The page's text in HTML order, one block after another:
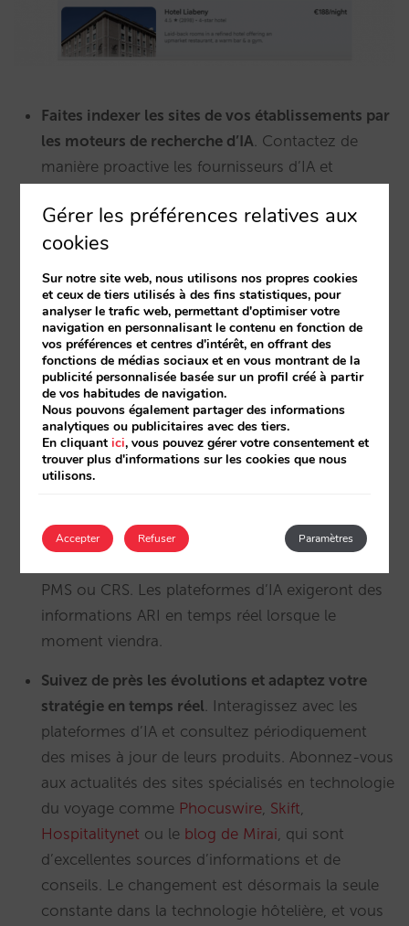
Faites indexer les sites de vos établissements par
les moteurs de recherche d’IA. Contactez de
manière proactive les fournisseurs d’IA et
indexer votre site web et afficher vos prix en
temps réel. Il n’existe pas d’option simple telle
que « soumettre votre URL à Google », comme
ce fut le cas au début lorsque Google utilisait
l’annuaire Dmoz pour obtenir les URL à indexer.
Mais les choses vont bientôt évoluer.
Mettez en place un flux de tarifs en temps réel
vous êtes un grand groupe hôtelier, envisagez
d’investir dans votre propre API et préparez-la à
répondre à des millions de requêtes par jour. Si
spécialisées en technologie hôtelière qui se
PMS ou CRS. Les plateformes d’IA exigeront des
informations ARI en temps réel lorsque le
moment viendra.
Suivez de près les évolutions et adaptez votre
stratégie en temps réel. Interagissez avec les
plateformes d’IA et consultez périodiquement
des mises à jour de leurs produits. Abonnez-vous
aux actualités des sites spécialisés en technologie
du voyage comme Phocuswire, Skift,
Hospitalitynet ou le blog de Mirai, qui sont
d’excellentes sources d’informations et de
conseils. Le changement est désormais la seule
constante dans la technologie hôtelière, et vous
Gérer les préférences relatives aux
cookies
Sur notre site web, nous utilisons nos propres cookies
et ceux de tiers utilisés à des fins statistiques, pour
analyser le trafic web, permettant d'optimiser votre
navigation en personnalisant le contenu en fonction de
vos préférences et centres d'intérêt, en offrant des
fonctions de médias sociaux et en vous montrant de la
publicité personnalisée basée sur un profil créé à partir
de vos habitudes de navigation.
Nous pouvons également partager des informations
analytiques ou publicitaires avec des tiers.
En cliquantici, vous pouvez gérer votre consentement et
trouver plus d'informations sur les cookies que nous
utilisons.
Accepter Paramètres
Refuser